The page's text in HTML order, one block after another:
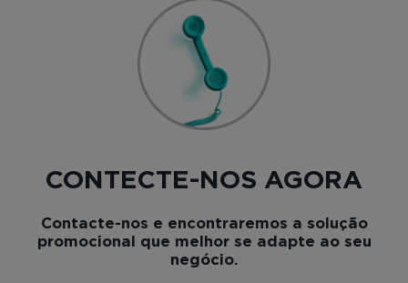
CONTECTE-NOS AGORA
Contacte-nos e encontraremos a solução
promocional que melhor se adapte ao seu
negócio.